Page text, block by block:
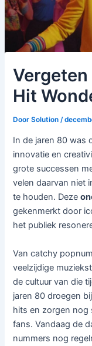
Hit
DoorSolution/
In de jaren 80 was
innovatie en
grote successen
velen daarvan niet
te houden. Deze
gekenmerkt door
het publiek
Van catchy
veelzijdige
de cultuur van die
jaren 80 droegen
hits en zorgen nog
fans. Vandaag de
nummers nog